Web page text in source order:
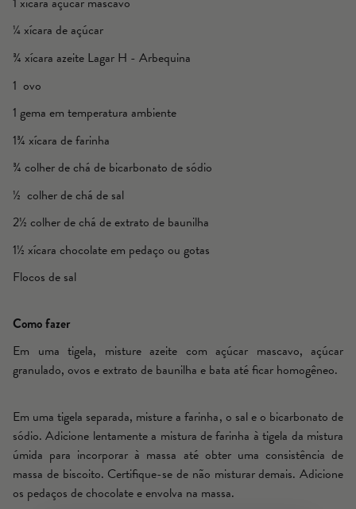
¼ xícara de açúcar
¾ xícara azeite Lagar H - Arbequina
1 ovo
1 gema em temperatura ambiente
1¾ xícara de farinha
¾ colher de chá de bicarbonato de sódio
½ colher de chá de sal
2½ colher de chá de extrato de baunilha
1½ xícara chocolate em pedaço ou gotas
Flocos de sal
Como fazer
Em uma tigela, misture azeite com açúcar mascavo, açúcar
granulado, ovos e extrato de baunilha e bata até ficar homogêneo.
Em uma tigela separada, misture a farinha, o sal e o bicarbonato de
sódio. Adicione lentamente a mistura de farinha à tigela da mistura
úmida para incorporar à massa até obter uma consistência de
massa de biscoito. Certifique-se de não misturar demais. Adicione
os pedaços de chocolate e envolva na massa.